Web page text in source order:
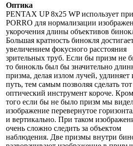
Оптика
PENTAX UP 8x25 WP использует
PORRO для нормализации
укорочения длины объективов
Большая кратность бинокля
увеличением фокусного расстояния
зрительных труб. Если бы призм не
то бинокль был бы значительно
призма, делая излом лучей, удлиняет
путь, тем самым позволяя сделать
оптический инструмент короче.
того если бы не было призм мы
изображение перевернутое
и вертикально. При таком
очень сложно следить за объектом
наблюдения. Две призмы внутри